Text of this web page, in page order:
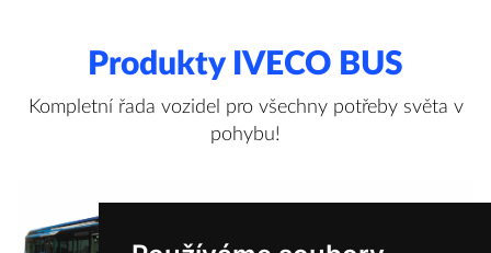
Produkty IVECO BUS
Kompletní řada vozidel pro všechny potřeby světa v
pohybu!